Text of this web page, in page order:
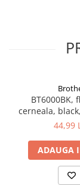
BT6000BK,
cerneala,
Ink44,99
ADAUGA